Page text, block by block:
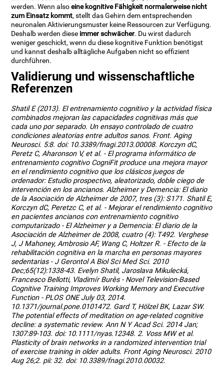
werden. Wenn alsoeine kognitive Fähigkeit normalerweise nicht
zum Einsatz kommt, stellt das Gehirn dem entsprechenden
neuronalen Aktivierungsmuster keine Ressourcen zur Verfügung.
Deshalb werden diese immer schwächer. Du wirst dadurch
weniger geschickt, wenn du diese kognitive Funktion benötigst
und kannst deshalb alltägliche Aufgaben nicht so effizient
durchführen.
Validierung und wissenschaftliche
Referenzen
Shatil E (2013). El entrenamiento cognitivo y la actividad física
combinados mejoran las capacidades cognitivas más que
cada uno por separado. Un ensayo controlado de cuatro
condiciones aleatorias entre adultos sanos. Front. Aging
Neurosci. 5:8. doi: 10.3389/fnagi.2013.00008. Korczyn dC,
Peretz C, Aharonson V, et al. - El programa informático de
entrenamiento cognitivo CogniFit produce una mejora mayor
en el rendimiento cognitivo que los clásicos juegos de
ordenador: Estudio prospectivo, aleatorizado, doble ciego de
intervención en los ancianos. Alzheimer y Demencia: El diario
de la Asociación de Alzheimer de 2007, tres (3): S171. Shatil E,
Korczyn dC, Peretzc C, et al. - Mejorar el rendimiento cognitivo
en pacientes ancianos con entrenamiento cognitivo
computarizado - El Alzheimer y a Demencia: El diario de la
Asociación de Alzheimer de 2008, cuatro (4): T492. Verghese
J, J Mahoney, Ambrosio AF, Wang C, Holtzer R. - Efecto de la
rehabilitación cognitiva en la marcha en personas mayores
sedentarias - J Gerontol A Biol Sci Med Sci. 2010
Dec;65(12):1338-43. Evelyn Shatil, Jaroslava Mikulecká,
Francesco Bellotti, Vladimír Burěs - Novel Television-Based
Cognitive Training Improves Working Memory and Executive
Function - PLOS ONE July 03, 2014.
10.1371/journal.pone.0101472. Gard T, Hölzel BK, Lazar SW.
The potential effects of meditation on age-related cognitive
decline: a systematic review. Ann N Y Acad Sci. 2014 Jan;
1307:89-103. doi: 10.1111/nyas.12348. 2. Voss MW et al.
Plasticity of brain networks in a randomized intervention trial
of exercise training in older adults. Front Aging Neurosci. 2010
Aug 26;2. pii: 32. doi: 10.3389/fnagi.2010.00032.